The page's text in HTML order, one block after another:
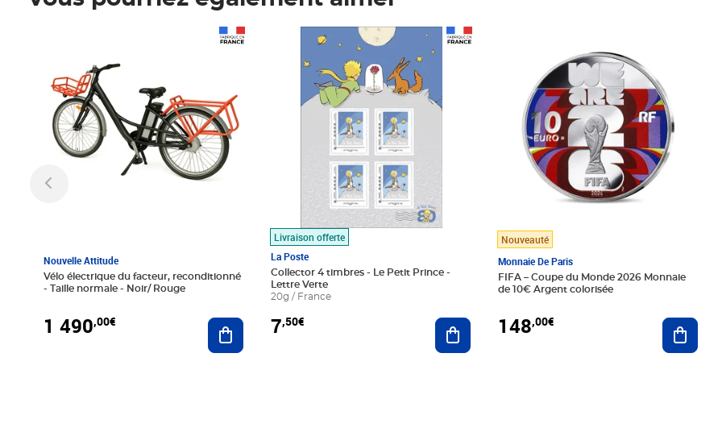
Nouvelle Attitude
Vélo électrique du facteur, reconditionné
- Taille normale - Noir/ Rouge
1 490,00€ Ajouter au panier
Livraison offerte
La Poste
Collector 4 timbres - Le Petit Prince -
Lettre Verte
20g / France
7,50€
Prix 7,50€
Ajouter au panier
Nouveauté
Monnaie De Paris
FIFA – Coupe du Monde 2026 Monnaie
de 10€ Argent colorisée
148,00€